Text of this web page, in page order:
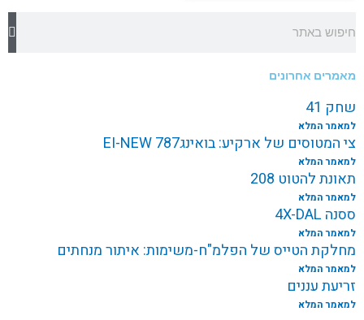
מאמרים אחרונים
שחק 41
למאמר המלא
צי המטוסים של ארקיע: בואינג787 EI-NEW
למאמר המלא
תאונת להטוט 208
למאמר המלא
ססנה 4X-DAL
למאמר המלא
מחלקת הטייס של הפלמ"ח-משימות: איתור מנחתים
למאמר המלא
זריעת עננים
למאמר המלא